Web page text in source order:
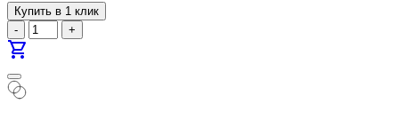
Купить в 1 клик
-
+
shopping_cart